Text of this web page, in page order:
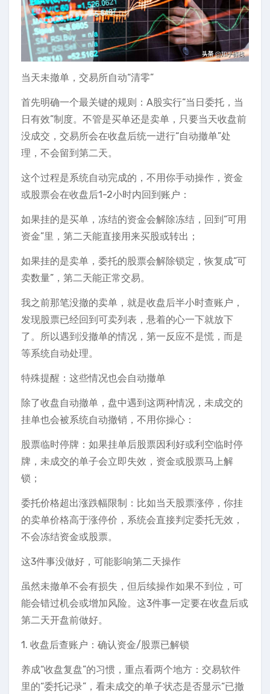
当天未撤单，交易所自动“清零”
首先明确一个最关键的规则：A股实行“当日委托，当
日有效”制度。不管是买单还是卖单，只要当天收盘前
没成交，交易所会在收盘后统一进行“自动撤单”处
理，不会留到第二天。
这个过程是系统自动完成的，不用你手动操作，资金
或股票会在收盘后1-2小时内回到账户：
如果挂的是买单，冻结的资金会解除冻结，回到“可用
资金”里，第二天能直接用来买股或转出；
如果挂的是卖单，委托的股票会解除锁定，恢复成“可
卖数量”，第二天能正常交易。
我之前那笔没撤的卖单，就是收盘后半小时查账户，
发现股票已经回到可卖列表，悬着的心一下就放下
了。所以遇到没撤单的情况，第一反应不是慌，而是
等系统自动处理。
特殊提醒：这些情况也会自动撤单
除了收盘自动撤单，盘中遇到这两种情况，未成交的
挂单也会被系统自动撤销，不用你操心：
股票临时停牌：如果挂单后股票因利好或利空临时停
牌，未成交的单子会立即失效，资金或股票马上解
锁；
委托价格超出涨跌幅限制：比如当天股票涨停，你挂
的卖单价格高于涨停价，系统会直接判定委托无效，
不会冻结资金或股票。
这3件事没做好，可能影响第二天操作
虽然未撤单不会有损失，但后续操作如果不到位，可
能会错过机会或增加风险。这3件事一定要在收盘后或
第二天开盘前做好。
1. 收盘后查账户：确认资金/股票已解锁
养成“收盘复盘”的习惯，重点看两个地方：交易软件
里的“委托记录”，看未成交的单子状态是否显示“已撤